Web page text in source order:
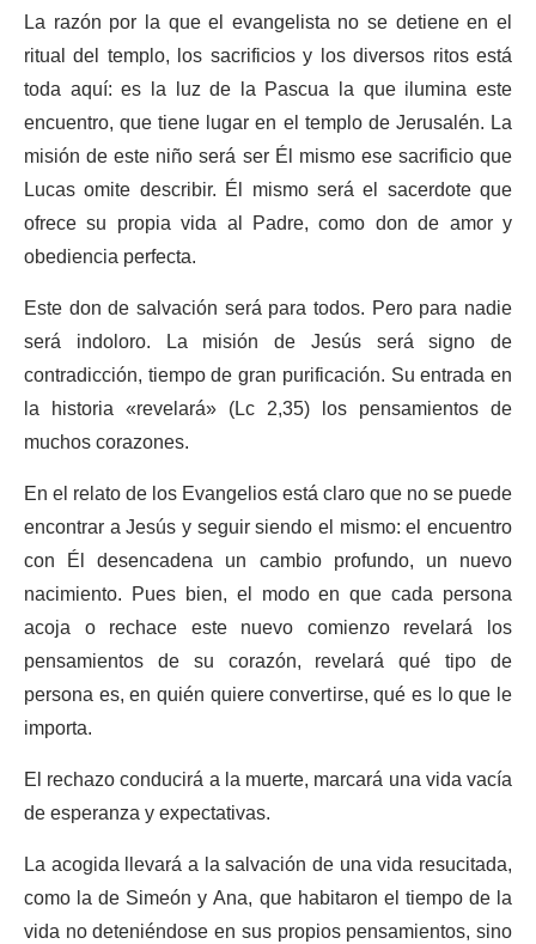
La razón por la que el evangelista no se detiene en el
ritual del templo, los sacrificios y los diversos ritos está
toda aquí: es la luz de la Pascua la que ilumina este
encuentro, que tiene lugar en el templo de Jerusalén. La
misión de este niño será ser Él mismo ese sacrificio que
Lucas omite describir. Él mismo será el sacerdote que
ofrece su propia vida al Padre, como don de amor y
obediencia perfecta.
Este don de salvación será para todos. Pero para nadie
será indoloro. La misión de Jesús será signo de
contradicción, tiempo de gran purificación. Su entrada en
la historia «revelará» (Lc 2,35) los pensamientos de
muchos corazones.
En el relato de los Evangelios está claro que no se puede
encontrar a Jesús y seguir siendo el mismo: el encuentro
con Él desencadena un cambio profundo, un nuevo
nacimiento. Pues bien, el modo en que cada persona
acoja o rechace este nuevo comienzo revelará los
pensamientos de su corazón, revelará qué tipo de
persona es, en quién quiere convertirse, qué es lo que le
importa.
El rechazo conducirá a la muerte, marcará una vida vacía
de esperanza y expectativas.
La acogida llevará a la salvación de una vida resucitada,
como la de Simeón y Ana, que habitaron el tiempo de la
vida no deteniéndose en sus propios pensamientos, sino